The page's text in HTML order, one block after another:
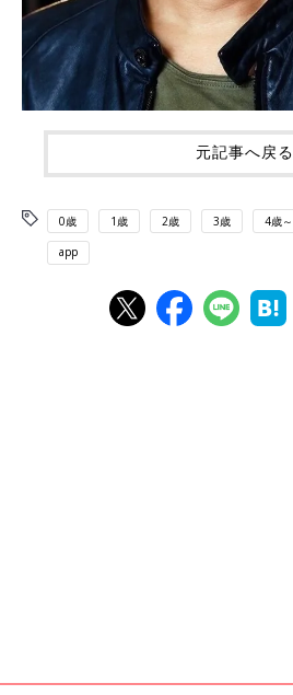
元記事へ戻る
0歳 1歳 2歳 3歳 4歳～
app